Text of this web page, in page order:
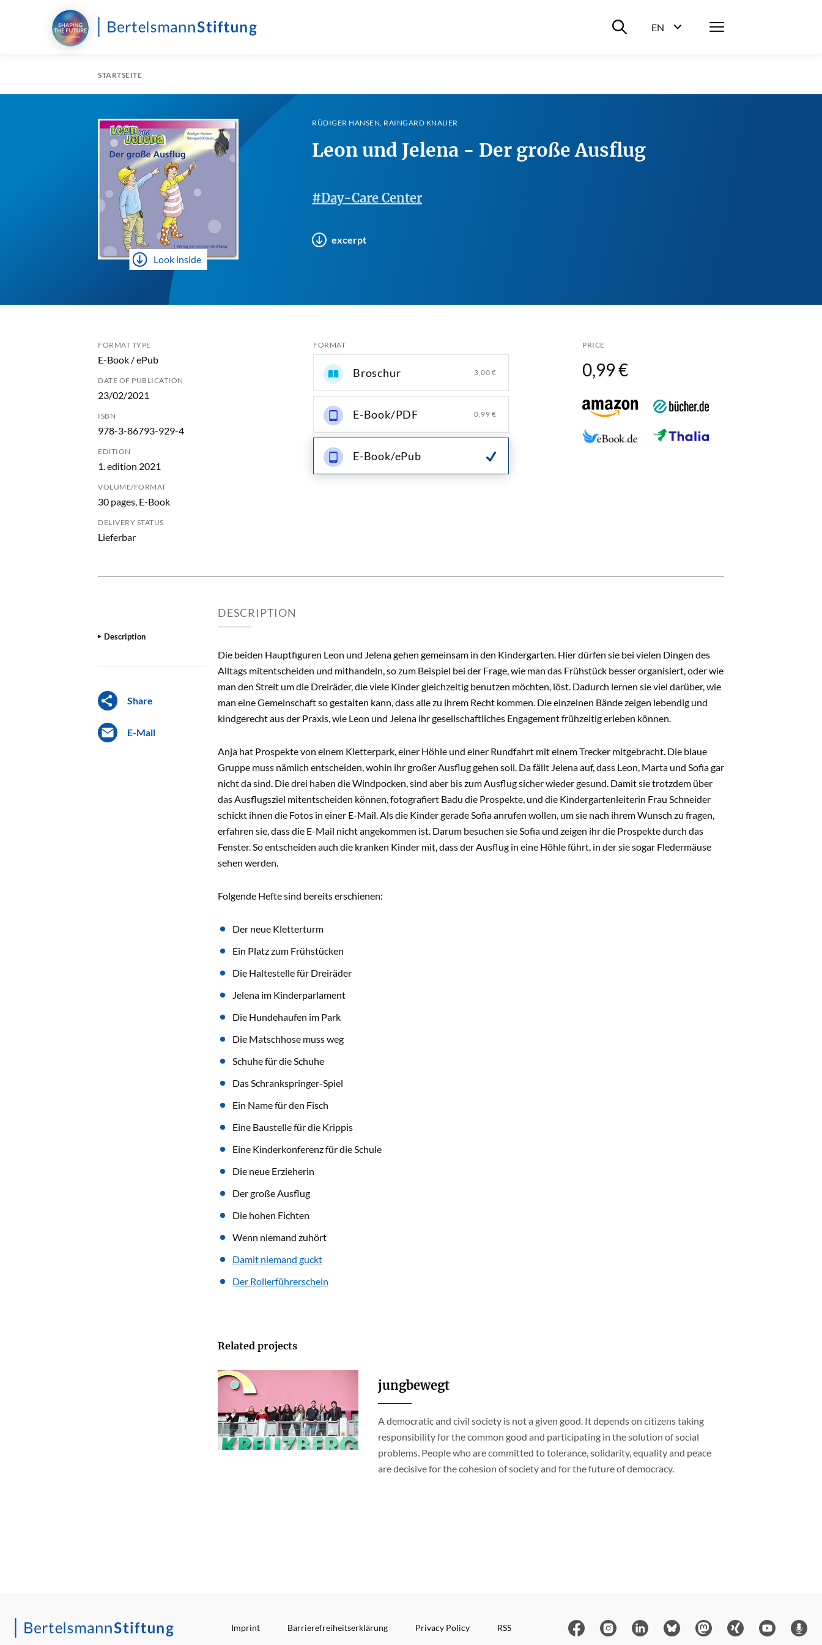
Suche ein-/ausblenden
EN
Menü
STARTSEITE
Look inside
RÜDIGER HANSEN, RAINGARD KNAUER
Leon und Jelena - Der große Ausflug
#Day-Care Center
excerpt
FORMAT TYPE
E-Book / ePub
DATE OF PUBLICATION
23/02/2021
ISBN
978-3-86793-929-4
EDITION
1. edition 2021
VOLUME/FORMAT
30 pages, E-Book
DELIVERY STATUS
Lieferbar
FORMAT
Broschur 3,00 €
E-Book/PDF 0,99 €
E-Book/ePub
PRICE
0,99 €
Description
Share
E-Mail
DESCRIPTION
Die beiden Hauptfiguren Leon und Jelena gehen gemeinsam in den Kindergarten. Hier dürfen sie bei vielen Dingen des
Alltags mitentscheiden und mithandeln, so zum Beispiel bei der Frage, wie man das Frühstück besser organisiert, oder wie
man den Streit um die Dreiräder, die viele Kinder gleichzeitig benutzen möchten, löst. Dadurch lernen sie viel darüber, wie
man eine Gemeinschaft so gestalten kann, dass alle zu ihrem Recht kommen. Die einzelnen Bände zeigen lebendig und
kindgerecht aus der Praxis, wie Leon und Jelena ihr gesellschaftliches Engagement frühzeitig erleben können.
Anja hat Prospekte von einem Kletterpark, einer Höhle und einer Rundfahrt mit einem Trecker mitgebracht. Die blaue
Gruppe muss nämlich entscheiden, wohin ihr großer Ausflug gehen soll. Da fällt Jelena auf, dass Leon, Marta und Sofia gar
nicht da sind. Die drei haben die Windpocken, sind aber bis zum Ausflug sicher wieder gesund. Damit sie trotzdem über
das Ausflugsziel mitentscheiden können, fotografiert Badu die Prospekte, und die Kindergartenleiterin Frau Schneider
schickt ihnen die Fotos in einer E-Mail. Als die Kinder gerade Sofia anrufen wollen, um sie nach ihrem Wunsch zu fragen,
erfahren sie, dass die E-Mail nicht angekommen ist. Darum besuchen sie Sofia und zeigen ihr die Prospekte durch das
Fenster. So entscheiden auch die kranken Kinder mit, dass der Ausflug in eine Höhle führt, in der sie sogar Fledermäuse
sehen werden.
Folgende Hefte sind bereits erschienen:
Der neue Kletterturm
Ein Platz zum Frühstücken
Die Haltestelle für Dreiräder
Jelena im Kinderparlament
Die Hundehaufen im Park
Die Matschhose muss weg
Schuhe für die Schuhe
Das Schrankspringer-Spiel
Ein Name für den Fisch
Eine Baustelle für die Krippis
Eine Kinderkonferenz für die Schule
Die neue Erzieherin
Der große Ausflug
Die hohen Fichten
Wenn niemand zuhört
Damit niemand guckt
Der Rollerführerschein
Related projects
jungbewegt
A democratic and civil society is not a given good. It depends on citizens taking
responsibility for the common good and participating in the solution of social
problems. People who are committed to tolerance, solidarity, equality and peace
are decisive for the cohesion of society and for the future of democracy.
Imprint Barrierefreiheitserklärung Privacy Policy RSS